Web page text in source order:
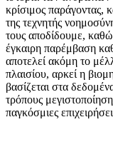
κρίσιμος παράγοντας,
της τεχνητής
τους αποδίδουμε,
έγκαιρη παρέμβαση
αποτελεί ακόμη το
πλαισίου, αρκεί η
βασίζεται στα
τρόπους
παγκόσμιες